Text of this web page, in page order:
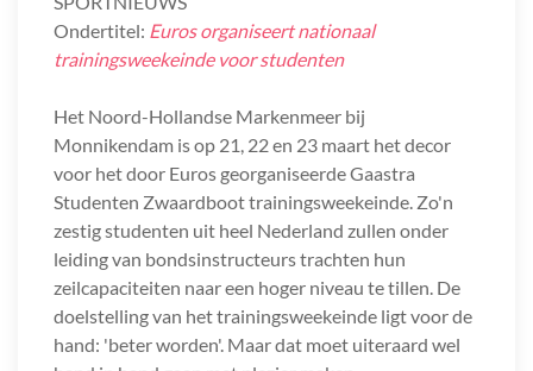
Ondertitel: Euros organiseert nationaal
trainingsweekeinde voor studenten
Het Noord-Hollandse Markenmeer bij
Monnikendam is op 21, 22 en 23 maart het decor
voor het door Euros georganiseerde Gaastra
Studenten Zwaardboot trainingsweekeinde. Zo'n
zestig studenten uit heel Nederland zullen onder
leiding van bondsinstructeurs trachten hun
zeilcapaciteiten naar een hoger niveau te tillen. De
doelstelling van het trainingsweekeinde ligt voor de
hand: 'beter worden'. Maar dat moet uiteraard wel